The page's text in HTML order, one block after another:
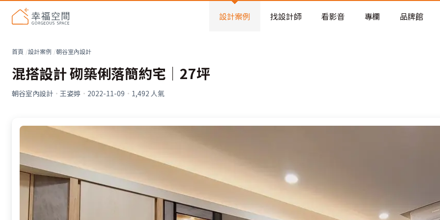
老屋預算分配與高 CP 值煥新術
設計案例 找設計師 看影音 專欄 品牌館
首頁 設計案例 朝谷室內設計
混搭設計 砌築俐落簡約宅│27坪
朝谷室內設計 · 王姿婷 · 2022-11-09 · 1,492 人氣